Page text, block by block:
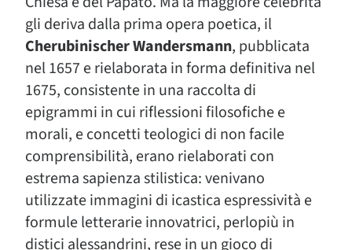
gli deriva dalla prima opera poetica, il
Cherubinischer Wandersmann, pubblicata
nel 1657 e rielaborata in forma definitiva nel
1675, consistente in una raccolta di
epigrammi in cui riflessioni filosofiche e
morali, e concetti teologici di non facile
comprensibilità, erano rielaborati con
estrema sapienza stilistica: venivano
utilizzate immagini di icastica espressività e
formule letterarie innovatrici, perlopiù in
distici alessandrini, rese in un gioco di